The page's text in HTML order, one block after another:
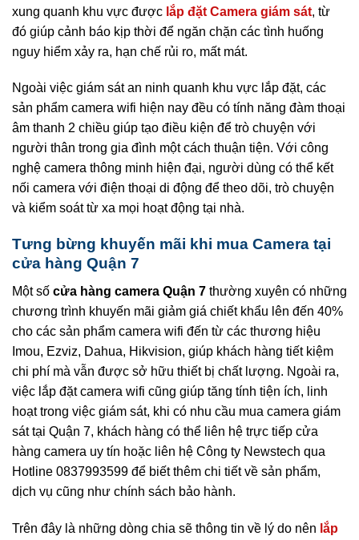
xung quanh khu vực được lắp đặt Camera giám sát, từ
đó giúp cảnh báo kịp thời để ngăn chặn các tình huống
nguy hiểm xảy ra, hạn chế rủi ro, mất mát.
Ngoài việc giám sát an ninh quanh khu vực lắp đặt, các
sản phẩm camera wifi hiện nay đều có tính năng đàm thoại
âm thanh 2 chiều giúp tạo điều kiện để trò chuyện với
người thân trong gia đình một cách thuận tiện. Với công
nghệ camera thông minh hiện đại, người dùng có thể kết
nối camera với điện thoại di động để theo dõi, trò chuyện
và kiểm soát từ xa mọi hoạt động tại nhà.
Tưng bừng khuyến mãi khi mua Camera tại
cửa hàng Quận 7
Một số cửa hàng camera Quận 7 thường xuyên có những
chương trình khuyến mãi giảm giá chiết khẩu lên đến 40%
cho các sản phẩm camera wifi đến từ các thương hiệu
Imou, Ezviz, Dahua, Hikvision, giúp khách hàng tiết kiệm
chi phí mà vẫn được sở hữu thiết bị chất lượng. Ngoài ra,
việc lắp đặt camera wifi cũng giúp tăng tính tiện ích, linh
hoạt trong việc giám sát, khi có nhu cầu mua camera giám
sát tại Quận 7, khách hàng có thể liên hệ trực tiếp cửa
hàng camera uy tín hoặc liên hệ Công ty Newstech qua
Hotline 0837993599 để biết thêm chi tiết về sản phẩm,
dịch vụ cũng như chính sách bảo hành.
Trên đây là những dòng chia sẽ thông tin về lý do nên lắp